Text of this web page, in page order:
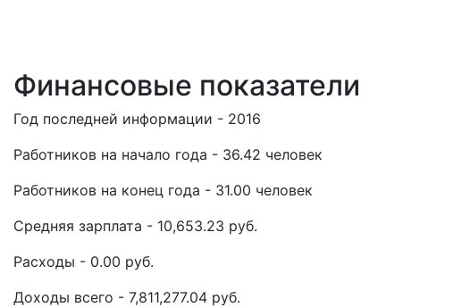
Финансовые показатели
Год последней информации - 2016
Работников на начало года - 36.42 человек
Работников на конец года - 31.00 человек
Средняя зарплата - 10,653.23 руб.
Расходы - 0.00 руб.
Доходы всего - 7,811,277.04 руб.